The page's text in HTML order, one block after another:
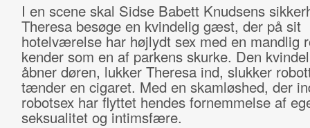
I en scene skal Sidse Babett Knudsens
Theresa besøge en kvindelig gæst, der på sit
hotelværelse har højlydt sex med en mandlig
kender som en af parkens skurke. Den
åbner døren, lukker Theresa ind, slukker
tænder en cigaret. Med en skamløshed, der
robotsex har flyttet hendes fornemmelse af
seksualitet og intimsfære.